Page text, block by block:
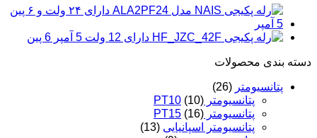
پین
عدد
دسته‌ بندی محصولات
پتانسیومتر (26)
پتانسیومتر PT10 (10)
پتانسیومتر PT15 (16)
پتانسیومتر اسپانیایی (13)